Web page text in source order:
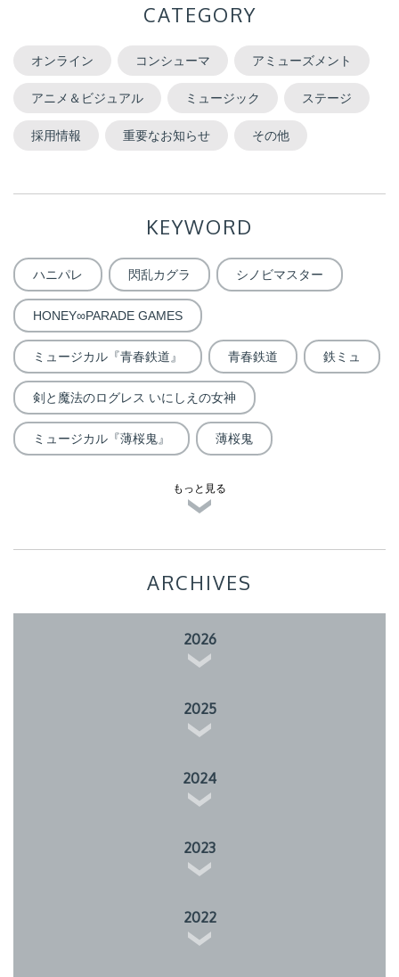
CATEGORY
オンライン コンシューマ アミューズメント
アニメ＆ビジュアル ミュージック ステージ
採用情報 重要なお知らせ その他
KEYWORD
ハニパレ 閃乱カグラ シノビマスター
HONEY∞PARADE GAMES
ミュージカル『青春鉄道』 青春鉄道 鉄ミュ
剣と魔法のログレス いにしえの女神
ミュージカル『薄桜鬼』 薄桜鬼
もっと見る
ARCHIVES
2026
2025
2024
2023
2022